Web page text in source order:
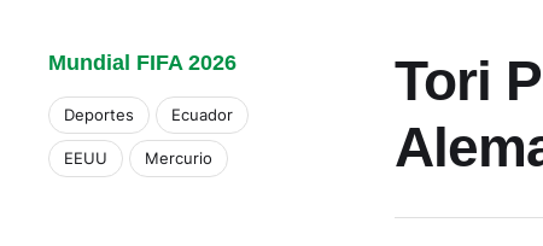
Mundial FIFA 2026
Deportes Ecuador
EEUU Mercurio
Tori